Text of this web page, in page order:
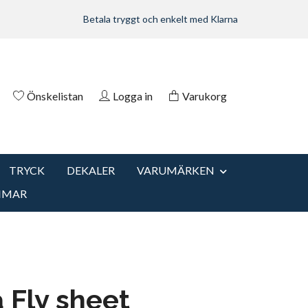
Betala tryggt och enkelt med Klarna
Önskelistan Logga in Varukorg
TRYCK DEKALER
VARUMÄRKEN
Fly sheet